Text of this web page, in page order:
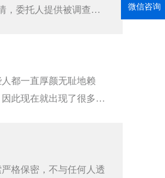
，委托人提供被调查者
都一直厚颜无耻地赖
此现在就出现了很多青
格保密，不与任何人透
微信咨询